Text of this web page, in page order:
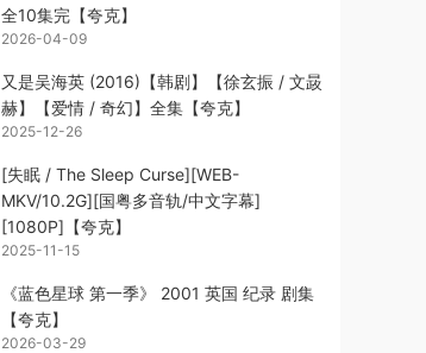
全10集完【夸克】
2026-04-09
又是吴海英 (2016)【韩剧】【徐玄振 / 文晸
赫】【爱情 / 奇幻】全集【夸克】
2025-12-26
[失眠 / The Sleep Curse][WEB-
MKV/10.2G][国粤多音轨/中文字幕]
[1080P]【夸克】
2025-11-15
《蓝色星球 第一季》 2001 英国 纪录 剧集
【夸克】
2026-03-29